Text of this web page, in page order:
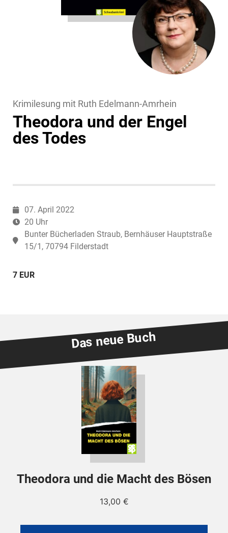
Krimilesung mit Ruth Edelmann-Amrhein
Theodora und der Engel
des Todes
07. April 2022
20 Uhr
Bunter Bücherladen Straub, Bernhäuser Hauptstraße
15/1, 70794 Filderstadt
7 EUR
Das neue Buch
Theodora und die Macht des Bösen
13,00 €